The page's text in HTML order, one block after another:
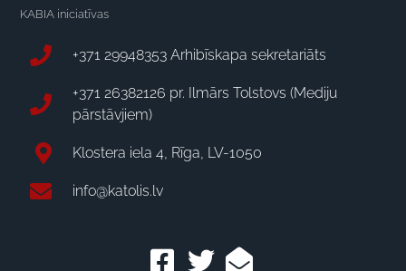
KABIA iniciatīvas
+371 29948353 Arhibīskapa sekretariāts
+371 26382126 pr. Ilmārs Tolstovs (Mediju
pārstāvjiem)
Klostera iela 4, Rīga, LV-1050
info@katolis.lv